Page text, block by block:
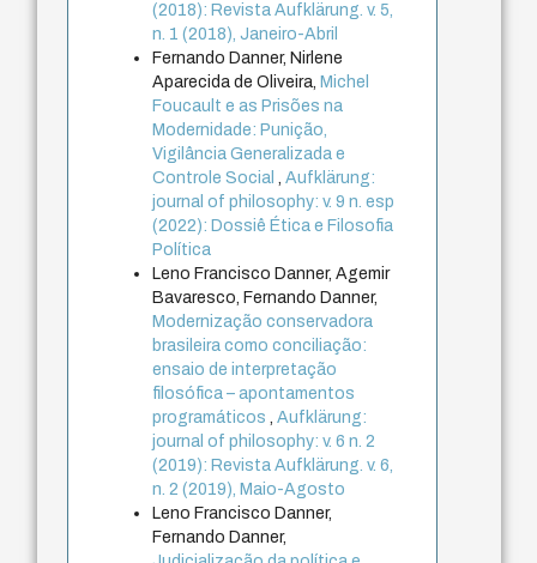
(2018): Revista Aufklärung. v. 5,
n. 1 (2018), Janeiro-Abril
Fernando Danner, Nirlene
Aparecida de Oliveira, Michel
Foucault e as Prisões na
Modernidade: Punição,
Vigilância Generalizada e
Controle Social,Aufklärung:
journal of philosophy: v. 9 n. esp
(2022): Dossiê Ética e Filosofia
Política
Leno Francisco Danner, Agemir
Bavaresco, Fernando Danner,
Modernização conservadora
brasileira como conciliação:
ensaio de interpretação
filosófica – apontamentos
programáticos,Aufklärung:
journal of philosophy: v. 6 n. 2
(2019): Revista Aufklärung. v. 6,
n. 2 (2019), Maio-Agosto
Leno Francisco Danner,
Fernando Danner,